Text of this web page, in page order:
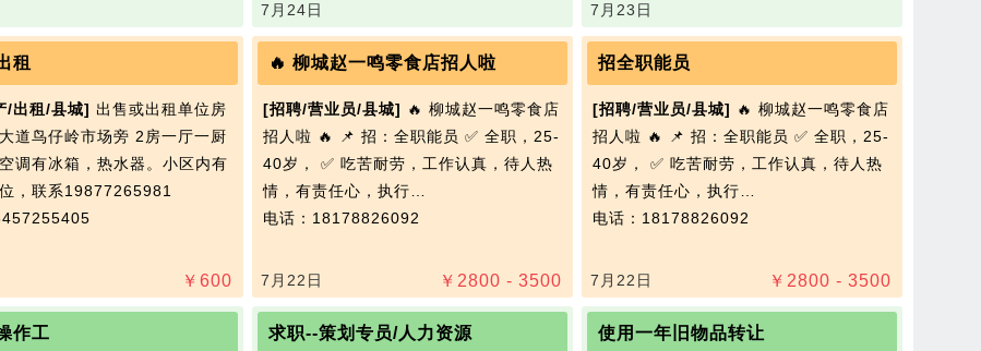
7月24日 7月23日
租
/出租/县城] 出售或出租单位房
道鸟仔岭市场旁 2房一厅一厨
调有冰箱，热水器。小区内有
，联系19877265981
￥ 600
🔥 柳城赵一鸣零食店招人啦
[招聘/营业员/县城] 🔥 柳城赵一鸣零食店
招人啦 🔥 📌 招：全职能员 ✅ 全职，25-
40岁， ✅ 吃苦耐劳，工作认真，待人热
情，有责任心，执行…
电话：18178826092
￥ 2800 - 3500
7月22日
招全职能员
[招聘/营业员/县城] 🔥 柳城赵一鸣零食店
招人啦 🔥 📌 招：全职能员 ✅ 全职，25-
40岁， ✅ 吃苦耐劳，工作认真，待人热
情，有责任心，执行…
电话：18178826092
￥ 2800 - 3500
7月22日
作工 求职--策划专员/人力资源 使用一年旧物品转让